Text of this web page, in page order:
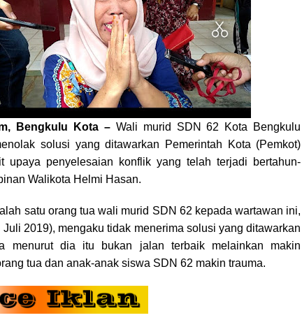
Bengkulu Kota –Wali murid SDN 62 Kota Bengkulu
solusi yang ditawarkan Pemerintah Kota (Pemkot)
upaya penyelesaian konflik yang telah terjadi bertahun-
Walikota Helmi Hasan.
satu orang tua wali murid SDN 62 kepada wartawan ini,
2019), mengaku tidak menerima solusi yang ditawarkan
menurut dia itu bukan jalan terbaik melainkan makin
tua dan anak-anak siswa SDN 62 makin trauma.